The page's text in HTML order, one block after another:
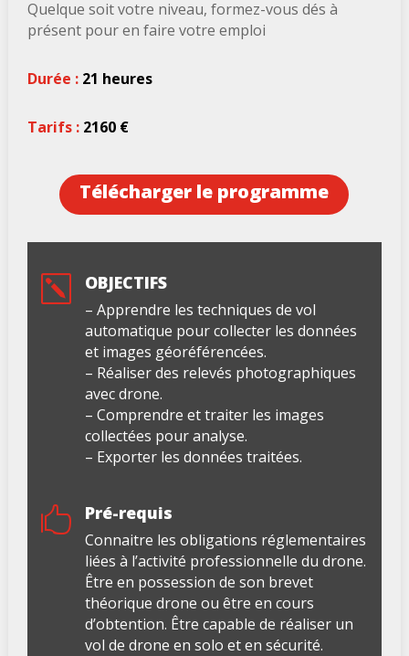
Quelque soit votre niveau, formez-vous dés à
présent pour en faire votre emploi
Durée : 21 heures
Tarifs : 2160 €
Télécharger le programme
k OBJECTIFS
– Apprendre les techniques de vol
automatique pour collecter les données
et images géoréférencées.
– Réaliser des relevés photographiques
avec drone.
– Comprendre et traiter les images
collectées pour analyse.
– Exporter les données traitées.
 Pré-requis
Connaitre les obligations réglementaires
liées à l’activité professionnelle du drone.
Être en possession de son brevet
théorique drone ou être en cours
d’obtention. Être capable de réaliser un
vol de drone en solo et en sécurité.